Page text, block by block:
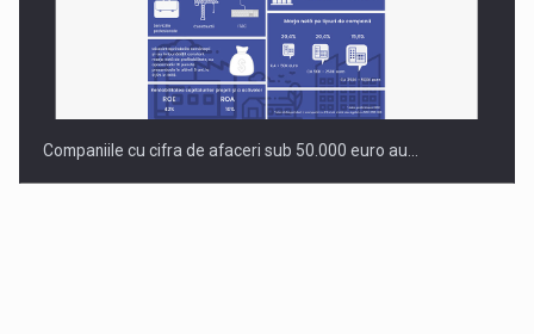
Companiile cu cifra de afaceri sub 50.000 euro au…